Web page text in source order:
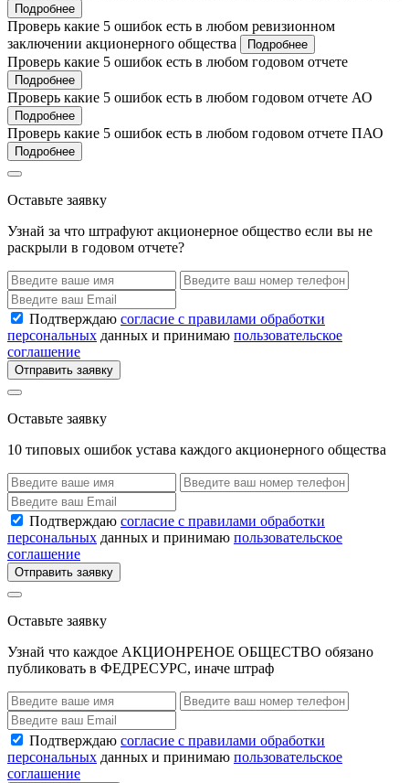
Подробнее
Проверь какие 5 ошибок есть в любом ревизионном
заключении акционерного общества
Подробнее
Проверь какие 5 ошибок есть в любом годовом отчете
Подробнее
Проверь какие 5 ошибок есть в любом годовом отчете АО
Подробнее
Проверь какие 5 ошибок есть в любом годовом отчете ПАО
Подробнее
Оставьте заявку
Узнай за что штрафуют акционерное общество если вы не
раскрыли в годовом отчете?
Подтверждаю согласие с правилами обработки
персональных данных и принимаю пользовательское
соглашение
Отправить заявку
Оставьте заявку
10 типовых ошибок устава каждого акционерного общества
Подтверждаю согласие с правилами обработки
персональных данных и принимаю пользовательское
соглашение
Отправить заявку
Оставьте заявку
Узнай что каждое АКЦИОНРЕНОЕ ОБЩЕСТВО обязано
публиковать в ФЕДРЕСУРС, иначе штраф
Подтверждаю согласие с правилами обработки
персональных данных и принимаю пользовательское
соглашение